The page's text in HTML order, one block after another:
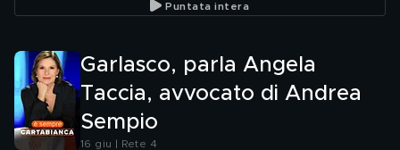
Puntata intera
Garlasco, parla Angela
Taccia, avvocato di Andrea
Sempio
16 giu | Rete 4